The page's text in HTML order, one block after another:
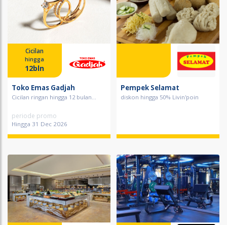
Cicilan
hingga
12bln
Toko Emas Gadjah
Cicilan ringan hingga 12 bulan...
periode promo
Hingga 31 Dec 2026
Pempek Selamat
diskon hingga 50% Livin'poin